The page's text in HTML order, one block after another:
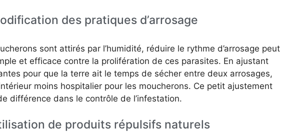
des pratiques d’arrosage
sont attirés par l’humidité, réduire le rythme d’arrosage peut
et efficace contre la prolifération de ces parasites. En ajustant
pour que la terre ait le temps de sécher entre deux arrosages,
moins hospitalier pour les moucherons. Ce petit ajustement
différence dans le contrôle de l’infestation.
de produits répulsifs naturels